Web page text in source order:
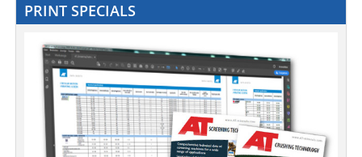
PRINT SPECIALS